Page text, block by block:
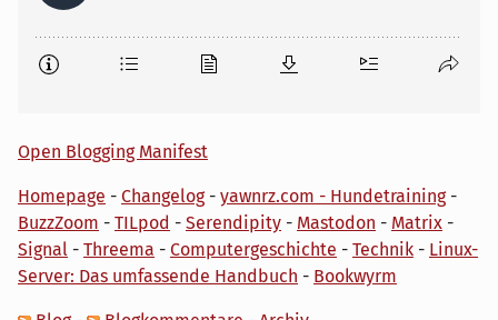
Open Blogging Manifest
Homepage - Changelog- yawnrz.com - Hundetraining-
BuzzZoom - TILpod - Serendipity - Mastodon - Matrix -
Signal - Threema - Computergeschichte - Technik - Linux-
Server: Das umfassende Handbuch - Bookwyrm